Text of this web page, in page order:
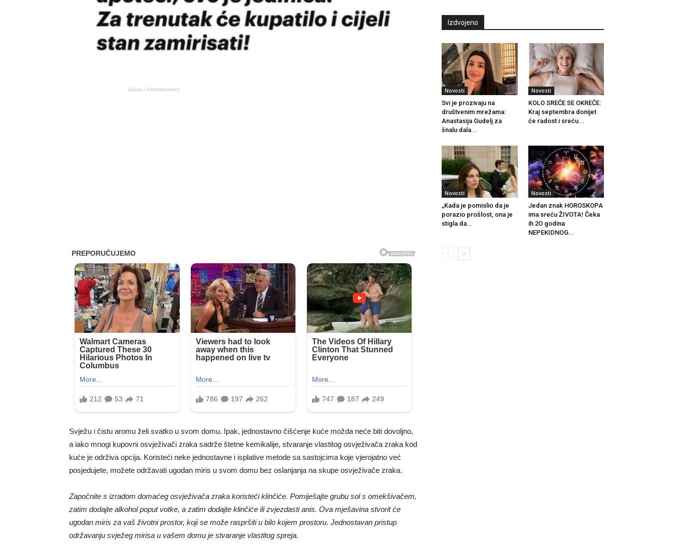
Oglasi - Advertisement
Svježu i čistu aromu želi svatko u svom domu. Ipak, jednostavno čišćenje kuće možda neće biti dovoljno,
a iako mnogi kupovni osvježivači zraka sadrže štetne kemikalije, stvaranje vlastitog osvježivača zraka kod
kuće je održiva opcija. Koristeći neke jednostavne i isplative metode sa sastojcima koje vjerojatno već
posjedujete, možete održavati ugodan miris u svom domu bez oslanjanja na skupe osvježivače zraka.
Započnite s izradom domaćeg osvježivača zraka koristeći klinčiće. Pomiješajte grubu sol s omekšivačem,
zatim dodajte alkohol poput votke, a zatim dodajte klinčiće ili zvjezdasti anis. Ova mješavina stvorit će
ugodan miris za vaš životni prostor, koji se može raspršiti u bilo kojem prostoru. Jednostavan pristup
održavanju svježeg mirisa u vašem domu je stvaranje vlastitog spreja.
Izdvojeno
Novosti
Svi je prozivaju na
društvenim mrežama:
Anastasija Gudelj za
šnalu dala...
Novosti
KOLO SREĆE SE OKREĆE:
Kraj septembra donijet
će radost i sreću...
Novosti
„Kada je pomislio da je
porazio prošlost, ona je
stigla da...
Novosti
Jedan znak HOROSKOPA
ima sreću ŽIVOTA! Čeka
ih 2O godina
NEPEKIDNOG...